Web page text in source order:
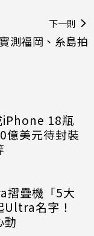
下一則
測福岡、糸島拍
iPhone 18瓶
億美元待封裝
疊機「5大
Ultra名字！
動